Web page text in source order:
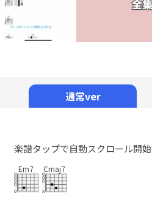
通常ver
楽譜タップで自動スクロール開始
Em7 Cmaj7